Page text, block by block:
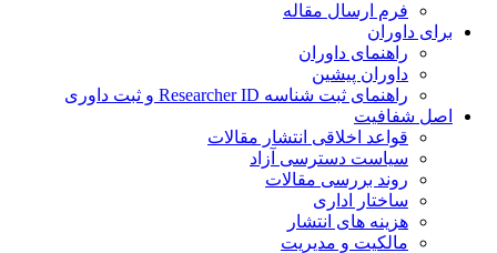
فرم ارسال مقاله
داوران
راهنمای داوران
داوران پیشین
راهنمای ثبت شناسه Researcher ID و ثبت داوری
شفافیت
قواعد اخلاقی انتشار مقالات
سیاست دسترسی آزاد
روند بررسی مقالات
ساختار اداری
هزینه های انتشار
مالکیت و مدیریت